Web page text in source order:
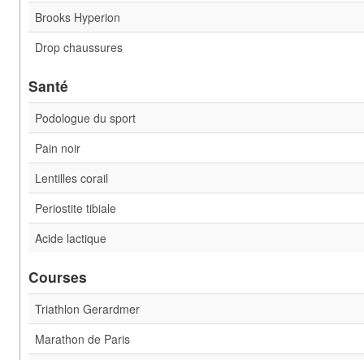
Brooks Hyperion
Drop chaussures
Santé
Podologue du sport
Pain noir
Lentilles corail
Periostite tibiale
Acide lactique
Courses
Triathlon Gerardmer
Marathon de Paris